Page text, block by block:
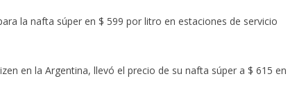
la nafta súper en $ 599 por litro en estaciones de servicio
en la Argentina, llevó el precio de su nafta súper a $ 615 en